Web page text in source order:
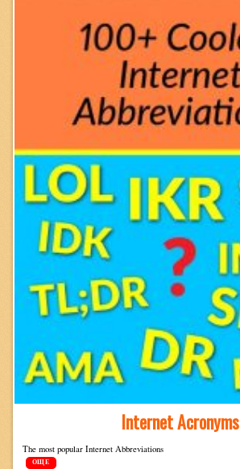
Internet Acronyms
The most pop­u­lar Inter­net Abbreviations
ОЩЕ